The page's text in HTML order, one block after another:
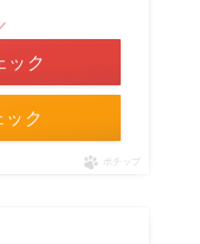
ク
ック
ポチップ